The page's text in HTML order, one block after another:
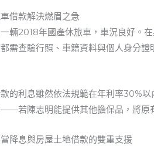
借款解決燃眉之急
輛2018年國產休旅車，車況良好。
需查驗行照、車籍資料與個人身分
的利息雖然依法規範在年利率30%
若陳志明能提供其他擔保品，將原
降息與房屋土地借款的雙重支援